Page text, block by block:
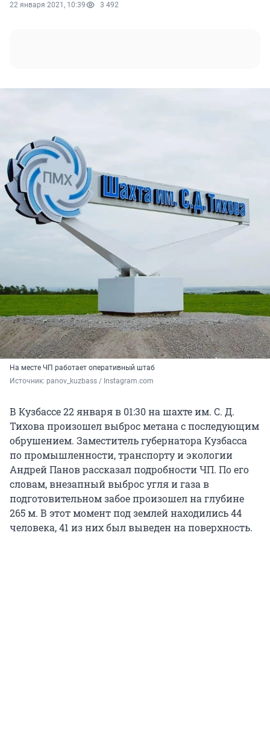
22 января 2021, 10:39 3 492
На месте ЧП работает оперативный штаб
Источник: panov_kuzbass / Instagram.com
В Кузбассе 22 января в 01:30 на шахте им. С. Д.
Тихова произошел выброс метана с последующим
обрушением. Заместитель губернатора Кузбасса
по промышленности, транспорту и экологии
Андрей Панов рассказал подробности ЧП. По его
словам, внезапный выброс угля и газа в
подготовительном забое произошел на глубине
265 м. В этот момент под землей находились 44
человека, 41 из них был выведен на поверхность.